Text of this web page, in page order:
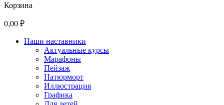
Корзина
0,00 ₽
Наши наставники
Актуальные курсы
Марафоны
Пейзаж
Натюрморт
Иллюстрация
Графика